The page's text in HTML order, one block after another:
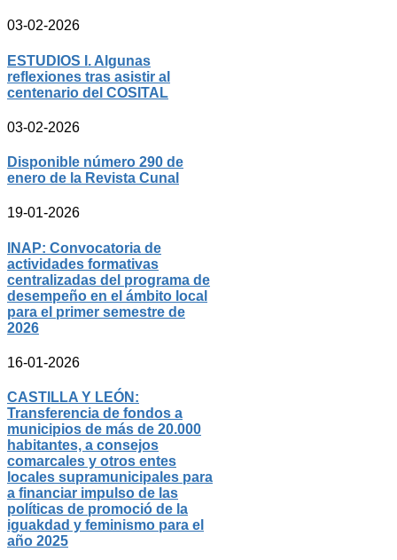
03-02-2026
ESTUDIOS I. Algunas
reflexiones tras asistir al
centenario del COSITAL
03-02-2026
Disponible número 290 de
enero de la Revista Cunal
19-01-2026
INAP: Convocatoria de
actividades formativas
centralizadas del programa de
desempeño en el ámbito local
para el primer semestre de
2026
16-01-2026
CASTILLA Y LEÓN:
Transferencia de fondos a
municipios de más de 20.000
habitantes, a consejos
comarcales y otros entes
locales supramunicipales para
a financiar impulso de las
políticas de promoció de la
iguakdad y feminismo para el
año 2025